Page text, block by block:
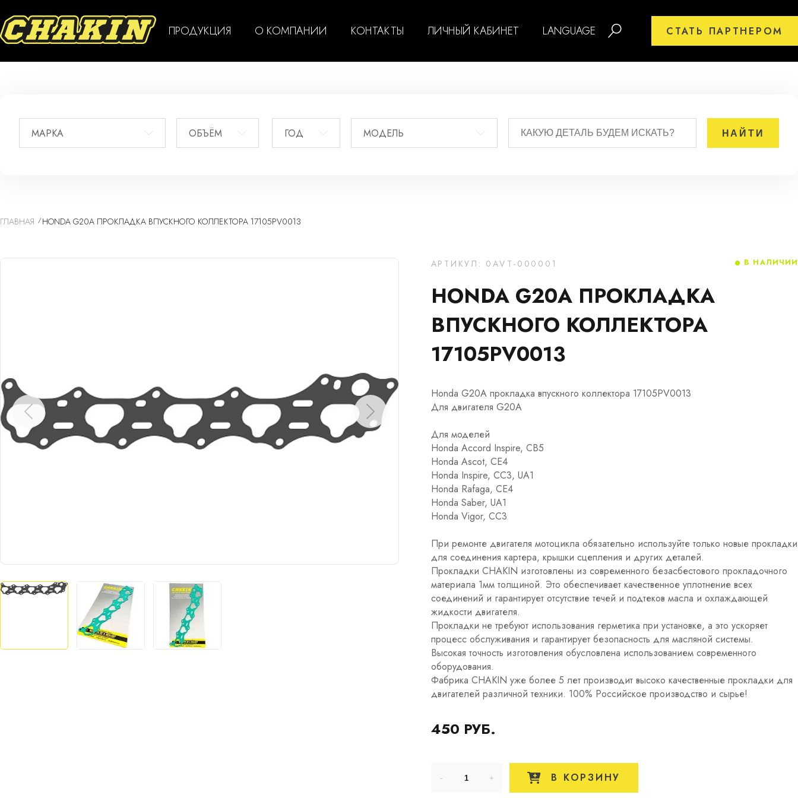
ПРОДУКЦИЯ О КОМПАНИИ КОНТАКТЫ ЛИЧНЫЙ КАБИНЕТ LANGUAGE СТАТЬ ПАРТНЕРОМ
МАРКА ОБЪЁМ ГОД МОДЕЛЬ
ГЛАВНАЯ HONDA G20A ПРОКЛАДКА ВПУСКНОГО КОЛЛЕКТОРА 17105PV0013
АРТИКУЛ: 0AVT-000001
HONDA G20A ПРОКЛАДКА
ВПУСКНОГО КОЛЛЕКТОРА
17105PV0013
Honda G20A прокладка впускного коллектора 17105PV0013
Для двигателя G20A
Для моделей
Honda Accord Inspire, CB5
Honda Ascot, CE4
Honda Inspire, CC3, UA1
Honda Rafaga, CE4
Honda Saber, UA1
Honda Vigor, CC3
При ремонте двигателя мотоцикла обязательно используйте только новые прокладки
для соединения картера, крышки сцепления и других деталей.
Прокладки CHAKIN изготовлены из современного безасбестового прокладочного
материала 1мм толщиной. Это обеспечивает качественное уплотнение всех
соединений и гарантирует отсутствие течей и подтеков масла и охлаждающей
жидкости двигателя.
Прокладки не требуют использования герметика при установке, а это ускоряет
процесс обслуживания и гарантирует безопасность для масляной системы.
Высокая точность изготовления обусловлена использованием современного
оборудования.
Фабрика CHAKIN уже более 5 лет производит высоко качественные прокладки для
двигателей различной техники. 100% Российское производство и сырье!
450 РУБ.
В НАЛИЧИИ
В КОРЗИНУ